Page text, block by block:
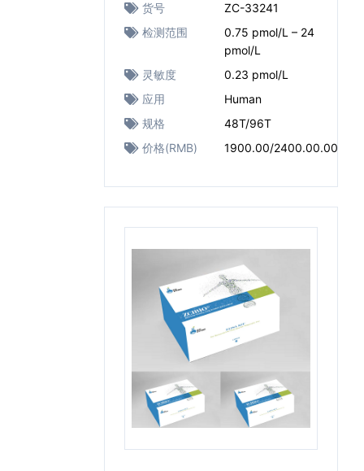
货号
ZC-33241
检测范围
0.75 pmol/L – 24
pmol/L
灵敏度
0.23 pmol/L
应用
Human
规格
48T/96T
价格(RMB)
1900.00/2400.00.00